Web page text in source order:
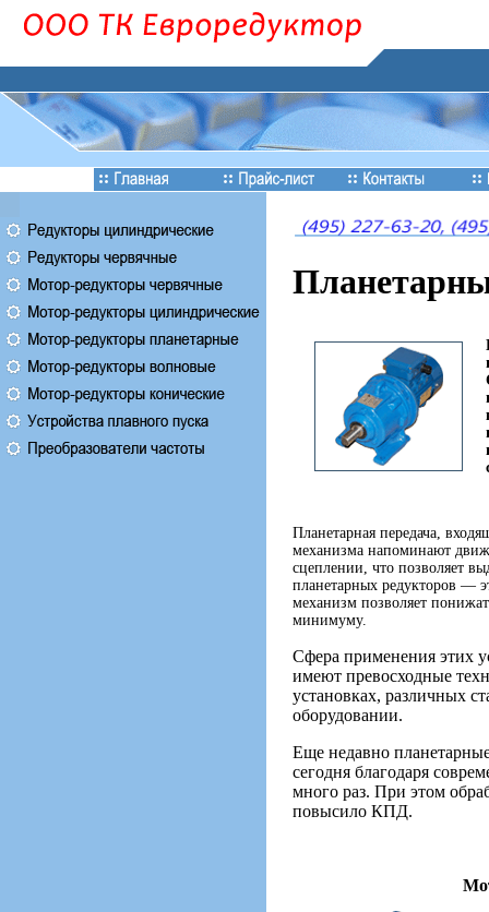
Планетарная передача,
механизма напоминают
сцеплении, что позволяет
планетарных редукторов —
механизм позволяет
минимуму.
Сфера применения этих
имеют превосходные
установках, различных
оборудовании.
Еще недавно
сегодня благодаря
много раз. При этом
повысило КПД.